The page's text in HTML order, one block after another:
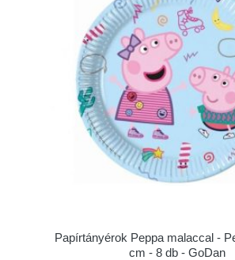
Papírtányérok Peppa malaccal -
cm - 8 db - GoDan